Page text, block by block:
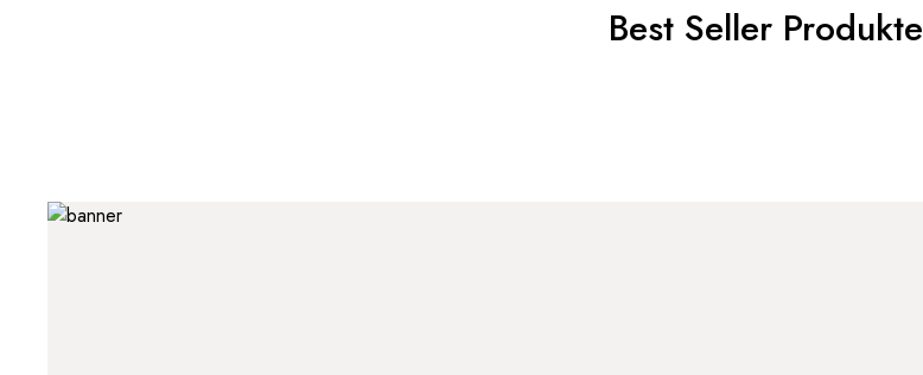
Best Seller Produkte